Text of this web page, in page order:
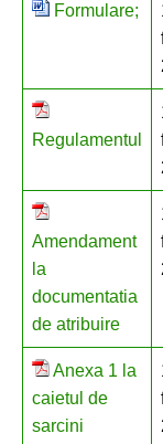
Formulare;
Regulamentul
Amendament
la
documentatia
de atribuire
Anexa 1 la
caietul de
sarcini